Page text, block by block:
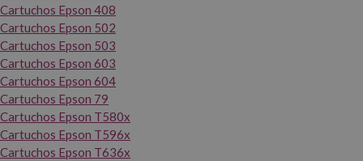
Cartuchos Epson 408
Cartuchos Epson 502
Cartuchos Epson 503
Cartuchos Epson 603
Cartuchos Epson 604
Cartuchos Epson 79
Cartuchos Epson T580x
Cartuchos Epson T596x
Cartuchos Epson T636x